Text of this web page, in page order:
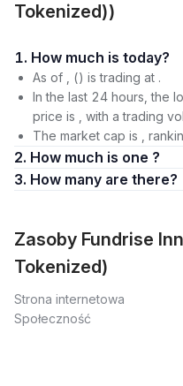
Tokenized))
1. How much is today?
As of , () is trading at .
In the last 24 hours, the
price is , with a trading
The market cap is ,
2. How much is one ?
3. How many are there?
Zasoby Fundrise
Tokenized)
Strona internetowa
Społeczność